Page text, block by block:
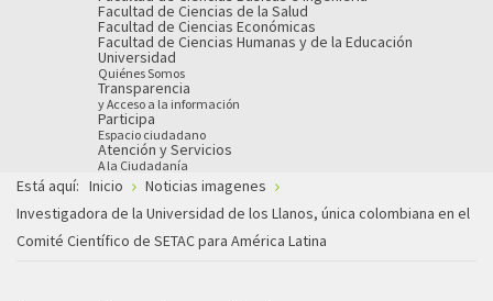
Facultad de Ciencias de la Salud
Facultad de Ciencias Económicas
Facultad de Ciencias Humanas y de la Educación
Universidad
Quiénes Somos
Transparencia
y Acceso a la información
Participa
Espacio ciudadano
Atención y Servicios
A la Ciudadanía
Está aquí: Inicio
Noticias imagenes
Investigadora de la Universidad de los Llanos, única colombiana en el
Comité Científico de SETAC para América Latina